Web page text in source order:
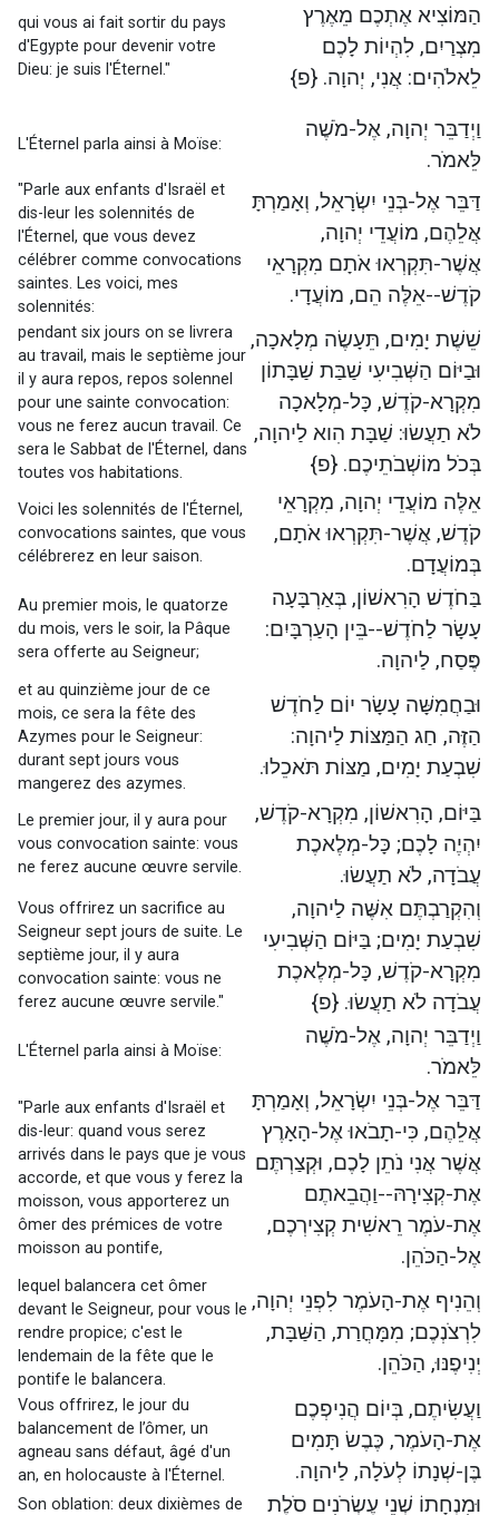
qui vous ai fait sortir du pays
d'Egypte pour devenir votre
Dieu: je suis l'Éternel."
הַמּוֹצִיא אֶתְכֶם מֵאֶרֶץ
מִצְרַיִם, לִהְיוֹת לָכֶם
לֵאלֹהִים: אֲנִי, יְהוָה. {פ}
L'Éternel parla ainsi à Moïse:
וַיְדַבֵּר יְהוָה, אֶל-מֹשֶׁה
לֵּאמֹר.
"Parle aux enfants d'Israël et
dis-leur les solennités de
l'Éternel, que vous devez
célébrer comme convocations
saintes. Les voici, mes
solennités:
דַּבֵּר אֶל-בְּנֵי יִשְׂרָאֵל, וְאָמַרְתָּ
אֲלֵהֶם, מוֹעֲדֵי יְהוָה,
אֲשֶׁר-תִּקְרְאוּ אֹתָם מִקְרָאֵי
קֹדֶשׁ--אֵלֶּה הֵם, מוֹעֲדָי.
pendant six jours on se livrera
au travail, mais le septième jour
il y aura repos, repos solennel
pour une sainte convocation:
vous ne ferez aucun travail. Ce
sera le Sabbat de l'Éternel, dans
toutes vos habitations.
שֵׁשֶׁת יָמִים, תֵּעָשֶׂה מְלָאכָה,
וּבַיּוֹם הַשְּׁבִיעִי שַׁבַּת שַׁבָּתוֹן
מִקְרָא-קֹדֶשׁ, כָּל-מְלָאכָה
לֹא תַעֲשׂוּ: שַׁבָּת הִוא לַיהוָה,
בְּכֹל מוֹשְׁבֹתֵיכֶם. {פ}
Voici les solennités de l'Éternel,
convocations saintes, que vous
célébrerez en leur saison.
אֵלֶּה מוֹעֲדֵי יְהוָה, מִקְרָאֵי
קֹדֶשׁ, אֲשֶׁר-תִּקְרְאוּ אֹתָם,
בְּמוֹעֲדָם.
Au premier mois, le quatorze
du mois, vers le soir, la Pâque
sera offerte au Seigneur;
בַּחֹדֶשׁ הָרִאשׁוֹן, בְּאַרְבָּעָה
עָשָׂר לַחֹדֶשׁ--בֵּין הָעַרְבָּיִם:
פֶּסַח, לַיהוָה.
et au quinzième jour de ce
mois, ce sera la fête des
Azymes pour le Seigneur:
durant sept jours vous
mangerez des azymes.
וּבַחֲמִשָּׁה עָשָׂר יוֹם לַחֹדֶשׁ
הַזֶּה, חַג הַמַּצּוֹת לַיהוָה:
שִׁבְעַת יָמִים, מַצּוֹת תֹּאכֵלוּ.
Le premier jour, il y aura pour
vous convocation sainte: vous
ne ferez aucune œuvre servile.
בַּיּוֹם, הָרִאשׁוֹן, מִקְרָא-קֹדֶשׁ,
יִהְיֶה לָכֶם; כָּל-מְלֶאכֶת
עֲבֹדָה, לֹא תַעֲשׂוּ.
Vous offrirez un sacrifice au
Seigneur sept jours de suite. Le
septième jour, il y aura
convocation sainte: vous ne
ferez aucune œuvre servile."
וְהִקְרַבְתֶּם אִשֶּׁה לַיהוָה,
שִׁבְעַת יָמִים; בַּיּוֹם הַשְּׁבִיעִי
מִקְרָא-קֹדֶשׁ, כָּל-מְלֶאכֶת
עֲבֹדָה לֹא תַעֲשׂוּ. {פ}
L'Éternel parla ainsi à Moïse:
וַיְדַבֵּר יְהוָה, אֶל-מֹשֶׁה
לֵּאמֹר.
"Parle aux enfants d'Israël et
dis-leur: quand vous serez
arrivés dans le pays que je vous
accorde, et que vous y ferez la
moisson, vous apporterez un
ômer des prémices de votre
moisson au pontife,
דַּבֵּר אֶל-בְּנֵי יִשְׂרָאֵל, וְאָמַרְתָּ
אֲלֵהֶם, כִּי-תָבֹאוּ אֶל-הָאָרֶץ
אֲשֶׁר אֲנִי נֹתֵן לָכֶם, וּקְצַרְתֶּם
אֶת-קְצִירָהּ--וַהֲבֵאתֶם
אֶת-עֹמֶר רֵאשִׁית קְצִירְכֶם,
אֶל-הַכֹּהֵן.
lequel balancera cet ômer
devant le Seigneur, pour vous le
rendre propice; c'est le
lendemain de la fête que le
pontife le balancera.
וְהֵנִיף אֶת-הָעֹמֶר לִפְנֵי יְהוָה,
לִרְצֹנְכֶם; מִמָּחֳרַת, הַשַּׁבָּת,
יְנִיפֶנּוּ, הַכֹּהֵן.
Vous offrirez, le jour du
balancement de l’ômer, un
agneau sans défaut, âgé d'un
an, en holocauste à l'Éternel.
וַעֲשִׂיתֶם, בְּיוֹם הֲנִיפְכֶם
אֶת-הָעֹמֶר, כֶּבֶשׂ תָּמִים
בֶּן-שְׁנָתוֹ לְעֹלָה, לַיהוָה.
Son oblation: deux dixièmes de
וּמִנְחָתוֹ שְׁנֵי עֶשְׂרֹנִים סֹלֶת